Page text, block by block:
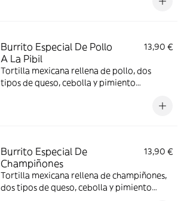
Burrito Especial De Pollo
A La Pibil
13,90 €
Tortilla mexicana rellena de pollo, dos
tipos de queso, cebolla y pimiento
Burrito Especial De
Champiñones
13,90 €
Tortilla mexicana rellena de champiñones,
dos tipos de queso, cebolla y pimiento